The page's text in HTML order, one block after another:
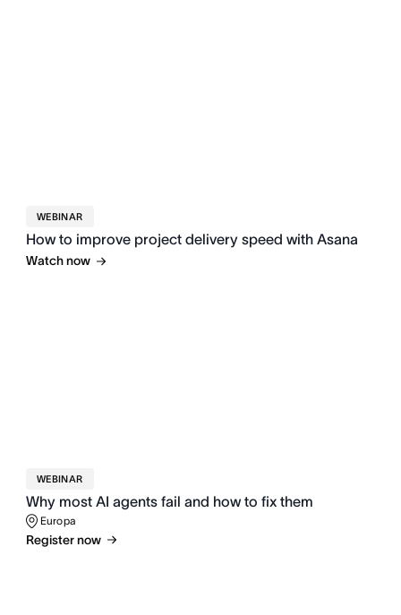
WEBINAR
How to improve project delivery speed with Asana
Watch now
WEBINAR
Why most AI agents fail and how to fix them
Europa
Register now